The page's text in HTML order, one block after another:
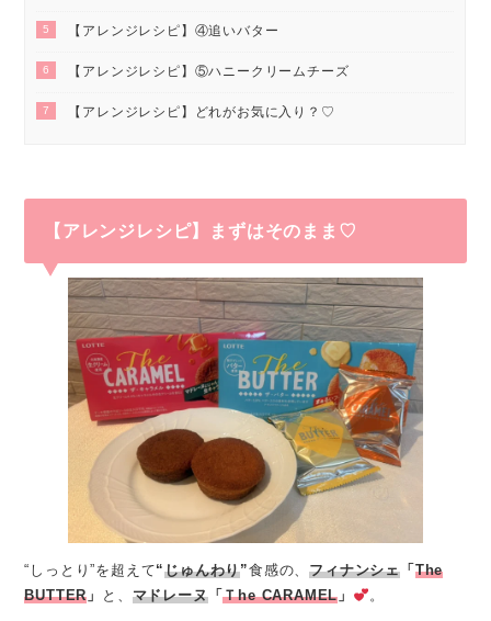
5 【アレンジレシピ】④追いバター
6 【アレンジレシピ】⑤ハニークリームチーズ
7 【アレンジレシピ】どれがお気に入り？♡
【アレンジレシピ】まずはそのまま♡
“しっとり”を超えて“じゅんわり”食感の、フィナンシェ 「 The
BUTTER 」 と、 マドレーヌ「Ｔhe CARAMEL 」 。